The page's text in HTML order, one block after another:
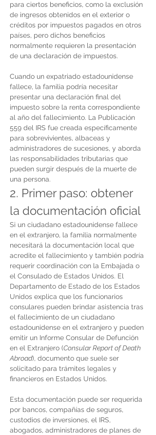
para ciertos beneficios, como la exclusión
de ingresos obtenidos en el exterior o
créditos por impuestos pagados en otros
países, pero dichos beneficios
normalmente requieren la presentación
de una declaración de impuestos.
Cuando un expatriado estadounidense
fallece, la familia podría necesitar
presentar una declaración final del
impuesto sobre la renta correspondiente
al año del fallecimiento. La Publicación
559 del IRS fue creada específicamente
para sobrevivientes, albaceas y
administradores de sucesiones, y aborda
las responsabilidades tributarias que
pueden surgir después de la muerte de
una persona.
2. Primer paso: obtener
la documentación oficial
Si un ciudadano estadounidense fallece
en el extranjero, la familia normalmente
necesitará la documentación local que
acredite el fallecimiento y también podría
requerir coordinación con la Embajada o
el Consulado de Estados Unidos. El
Departamento de Estado de los Estados
Unidos explica que los funcionarios
consulares pueden brindar asistencia tras
el fallecimiento de un ciudadano
estadounidense en el extranjero y pueden
emitir un Informe Consular de Defunción
en el Extranjero (Consular Report of Death
Abroad), documento que suele ser
solicitado para trámites legales y
financieros en Estados Unidos.
Esta documentación puede ser requerida
por bancos, compañías de seguros,
custodios de inversiones, el IRS,
abogados, administradores de planes de